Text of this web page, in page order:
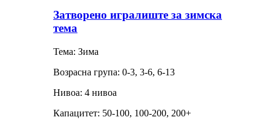
Затворено игралиште за зимска
тема
Тема: Зима
Возрасна група: 0-3, 3-6, 6-13
Нивоа: 4 нивоа
Капацитет: 50-100, 100-200, 200+